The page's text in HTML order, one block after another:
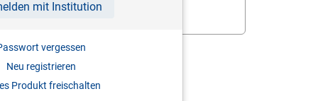
mit Institution
vergessen
Neu registrieren
Produkt freischalten
zur digitalen Nutzung frei